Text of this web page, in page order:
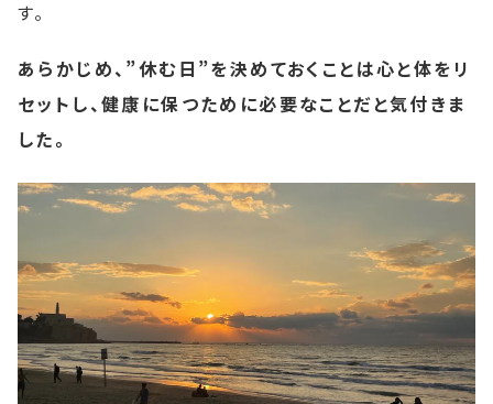
す。
あらかじめ、”休む日”を決めておくことは心と体をリ
セットし、健康に保つために必要なことだと気付きま
した。